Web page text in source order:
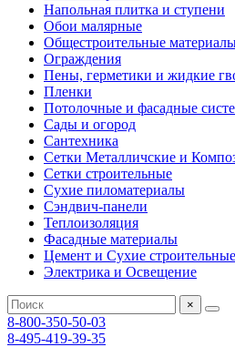
Напольная плитка и ступени
Обои малярные
Общестроительные
Ограждения
Пены, герметики и жидкие
Пленки
Потолочные и фасадные
Сады и огород
Сантехника
Сетки Металличские и
Сетки строительные
Сухие пиломатериалы
Сэндвич-панели
Теплоизоляция
Фасадные материалы
Цемент и Сухие
Электрика и Освещение
×
8-800-350-50-03
8-495-419-39-35